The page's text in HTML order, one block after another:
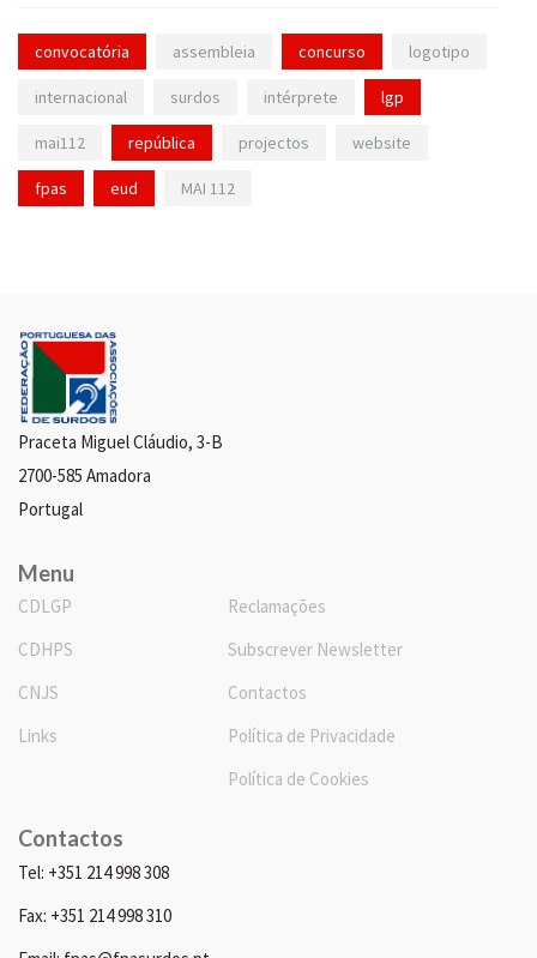
convocatória assembleia concurso logotipo
internacional surdos intérprete lgp
mai112 república projectos website
fpas eud MAI 112
Praceta Miguel Cláudio, 3-B
2700-585 Amadora
Portugal
Menu
CDLGP
CDHPS
CNJS
Links
Reclamações
Subscrever Newsletter
Contactos
Política de Privacidade
Política de Cookies
Contactos
Tel: +351 214 998 308
Fax: +351 214 998 310